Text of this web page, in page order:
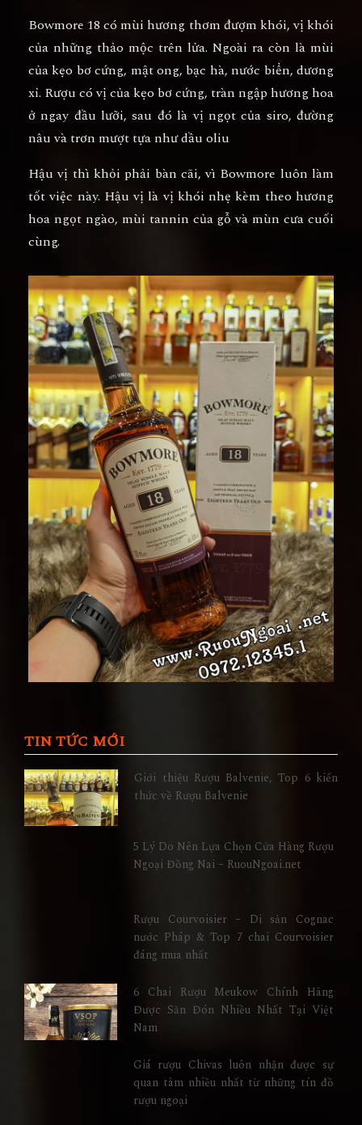
Bowmore 18 có mùi hương thơm đượm khói, vị khói
của những thảo mộc trên lửa. Ngoài ra còn là mùi
của kẹo bơ cứng, mật ong, bạc hà, nước biển, dương
xỉ. Rượu có vị của kẹo bơ cứng, tràn ngập hương hoa
ở ngay đầu lưỡi, sau đó là vị ngọt của siro, đường
nâu và trơn mượt tựa như dầu oliu
Hậu vị thì khỏi phải bàn cãi, vì Bowmore luôn làm
tốt việc này. Hậu vị là vị khói nhẹ kèm theo hương
hoa ngọt ngào, mùi tannin của gỗ và mùn cưa cuối
cùng.
TIN TỨC MỚI
Giới thiệu Rượu Balvenie, Top 6 kiến
thức về Rượu Balvenie
5 Lý Do Nên Lựa Chọn Cửa Hàng Rượu
Ngoại Đồng Nai – RuouNgoai.net
Rượu Courvoisier – Di sản Cognac
nước Pháp & Top 7 chai Courvoisier
đáng mua nhất
6 Chai Rượu Meukow Chính Hãng
Được Săn Đón Nhiều Nhất Tại Việt
Nam
Giá rượu Chivas luôn nhận được sự
quan tâm nhiều nhất từ những tín đồ
rượu ngoại